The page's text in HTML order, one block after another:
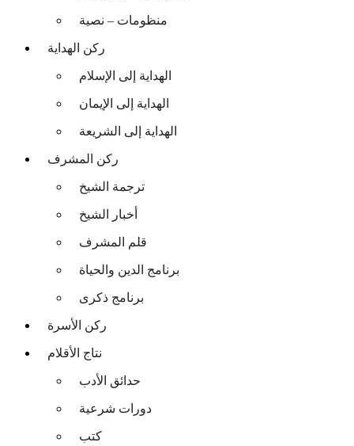
منظومات – نصية
ركن الهداية
الهداية إلى الإسلام
الهداية إلى الإيمان
الهداية إلى الشريعة
ركن المشرف
ترجمة الشيخ
أخبار الشيخ
قلم المشرف
برنامج الدين والحياة
برنامج ذكرى
ركن الأسرة
نتاج الأقلام
حدائق الأدب
دورات شرعية
كتب